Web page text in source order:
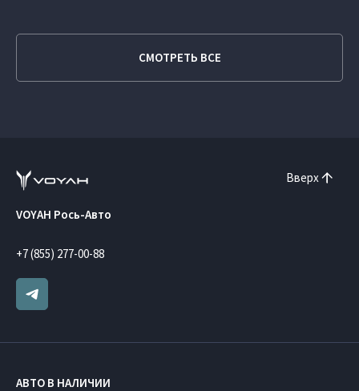
СМОТРЕТЬ ВСЕ
Вверх
VOYAH Рось-Авто
+7 (855) 277-00-88
АВТО В НАЛИЧИИ